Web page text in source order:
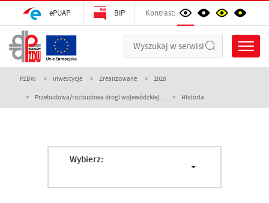
ePUAP BIP Kontrast:
PZDW Inwestycje Zrealizowane 2018
Przebudowa/rozbudowa drogi wojewódzkiej... Historia
Wybierz: